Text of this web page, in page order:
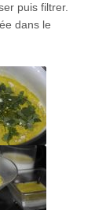
puis filtrer.
dans le